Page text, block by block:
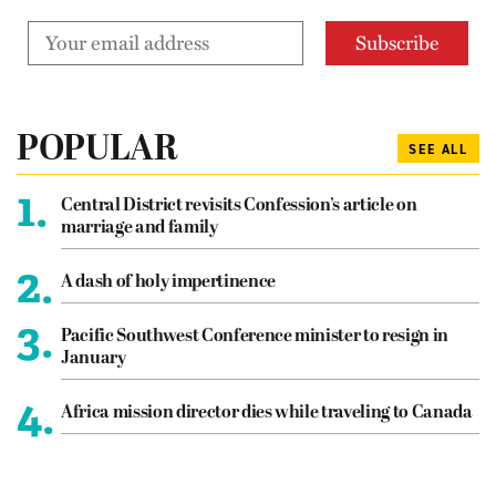
POPULAR SEE ALL
1.
Central District revisits Confession’s article on
marriage and family
2. A dash of holy impertinence
3. Pacific Southwest Conference minister to resign in
January
4. Africa mission director dies while traveling to Canada